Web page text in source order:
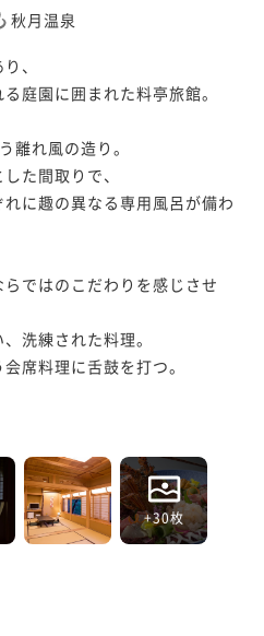
秋月温泉
、
庭園に囲まれた料亭旅館。
離れ風の造り。
た間取りで、
に趣の異なる専用風呂が備わ
ではのこだわりを感じさせ
洗練された料理。
席料理に舌鼓を打つ。
+30枚